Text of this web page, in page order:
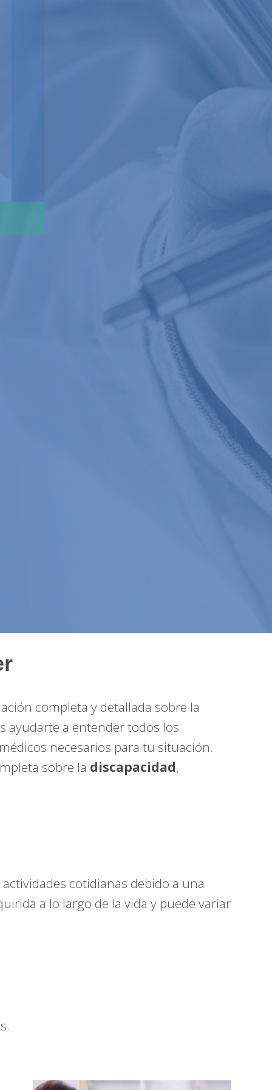
completa y detallada sobre la
ayudarte a entender todos los
necesarios para tu situación.
sobre la discapacidad,
cotidianas debido a una
a lo largo de la vida y puede variar